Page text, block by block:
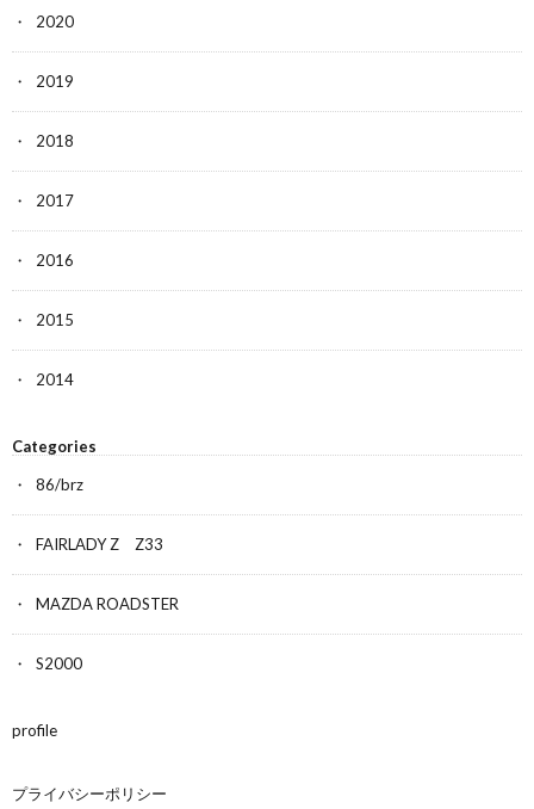
2020
2019
2018
2017
2016
2015
2014
Categories
86/brz
FAIRLADY Z Z33
MAZDA ROADSTER
S2000
profile
プライバシーポリシー